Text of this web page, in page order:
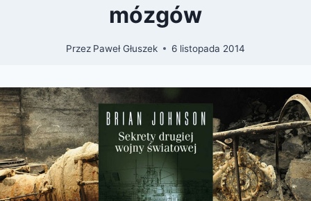
mózgów
Przez Paweł Głuszek 6 listopada 2014